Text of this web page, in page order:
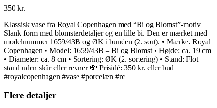
350 kr.
Klassisk vase fra Royal Copenhagen med “Bi og Blomst”-motiv.
Slank form med blomsterdetaljer og en lille bi. Den er mærket med
modelnummer 1659/43B og ØK i bunden (2. sort). • Mærke: Royal
Copenhagen • Model: 1659/43B – Bi og Blomst • Højde: ca. 19 cm
• Diameter: ca. 8 cm • Sortering: ØK (2. sortering) • Stand: Flot
stand uden skår eller revner 💸 Prisidé: 350 kr. eller bud
#royalcopenhagen #vase #porcelæn #rc
Flere detaljer